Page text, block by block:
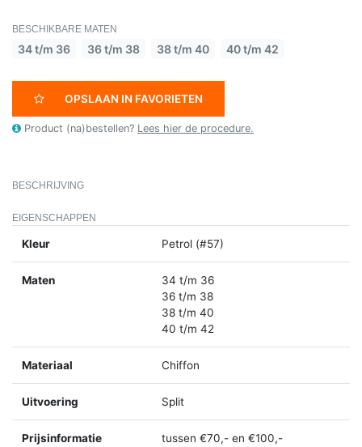
BESCHIKBARE MATEN
34 t/m 36 36 t/m 38 38 t/m 40 40 t/m 42
OPSLAAN IN FAVORIETEN
Product (na)bestellen? Lees hier de procedure.
BESCHRIJVING
EIGENSCHAPPEN
Kleur Petrol (#57)
Maten
34 t/m 36
36 t/m 38
38 t/m 40
40 t/m 42
Materiaal Chiffon
Uitvoering Split
Prijsinformatie tussen €70,- en €100,-